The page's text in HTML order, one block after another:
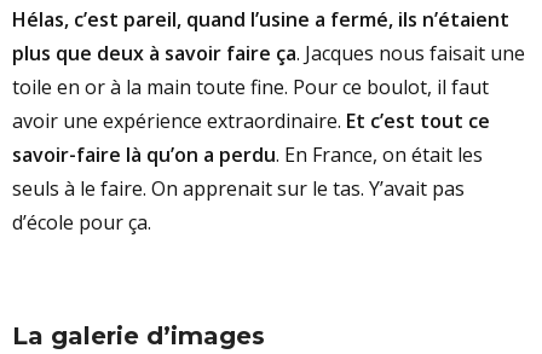
Hélas, c’est pareil, quand l’usine a fermé, ils n’étaient
plus que deux à savoir faire ça. Jacques nous faisait une
toile en or à la main toute fine. Pour ce boulot, il faut
avoir une expérience extraordinaire. Et c’est tout ce
savoir-faire là qu’on a perdu. En France, on était les
seuls à le faire. On apprenait sur le tas. Y’avait pas
d’école pour ça.
La galerie d’images